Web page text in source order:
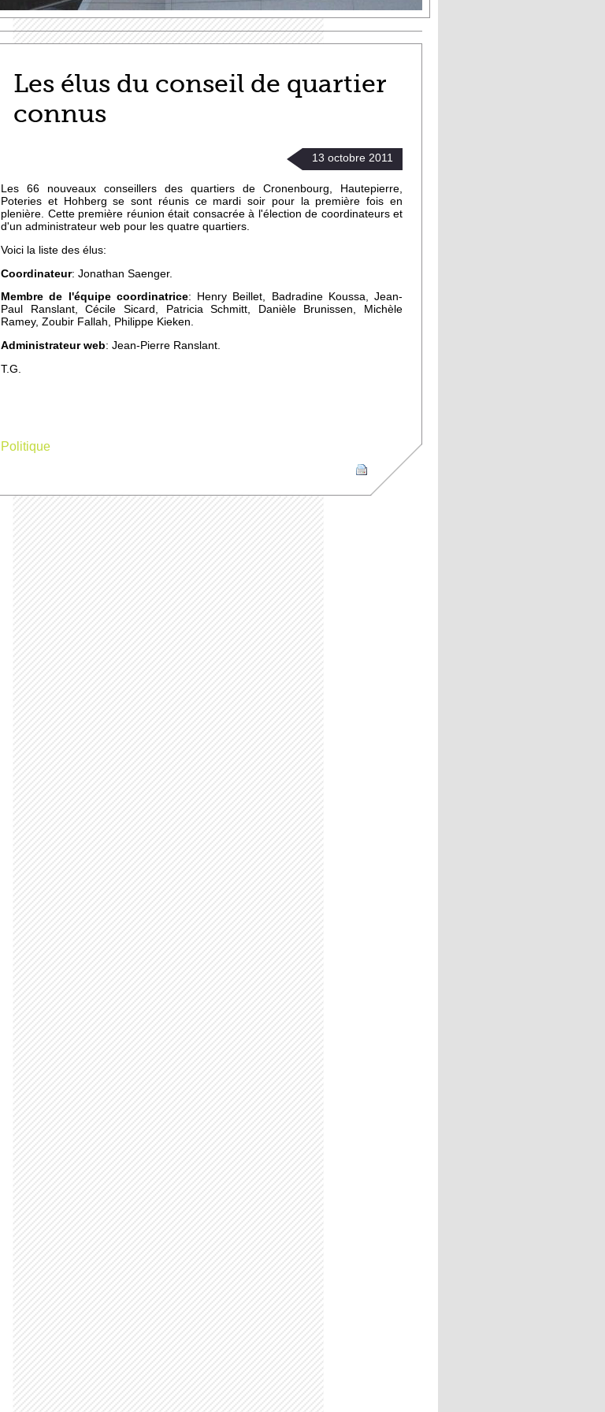
Les élus du conseil de quartier
connus
13 octobre 2011
Les 66 nouveaux conseillers des quartiers de Cronenbourg, Hautepierre,
Poteries et Hohberg se sont réunis ce mardi soir pour la première fois en
plenière. Cette première réunion était consacrée à l'élection de coordinateurs et
d'un administrateur web pour les quatre quartiers.
Voici la liste des élus:
Coordinateur: Jonathan Saenger.
Membre de l'équipe coordinatrice: Henry Beillet, Badradine Koussa, Jean-
Paul Ranslant, Cécile Sicard, Patricia Schmitt, Danièle Brunissen, Michèle
Ramey, Zoubir Fallah, Philippe Kieken.
Administrateur web: Jean-Pierre Ranslant.
T.G.
Politique